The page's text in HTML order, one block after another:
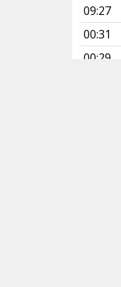
09:27
00:31
00:29